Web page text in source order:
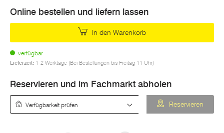
Online bestellen und liefern lassen
In den Warenkorb
verfügbar
Lieferzeit: 1-2 Werktage (Bei Bestellungen bis Freitag 11 Uhr)
Reservieren und im Fachmarkt abholen
Reservieren